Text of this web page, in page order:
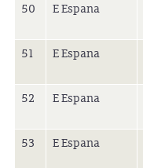
50 E Espana
51 E Espana
52 E Espana
53 E Espana